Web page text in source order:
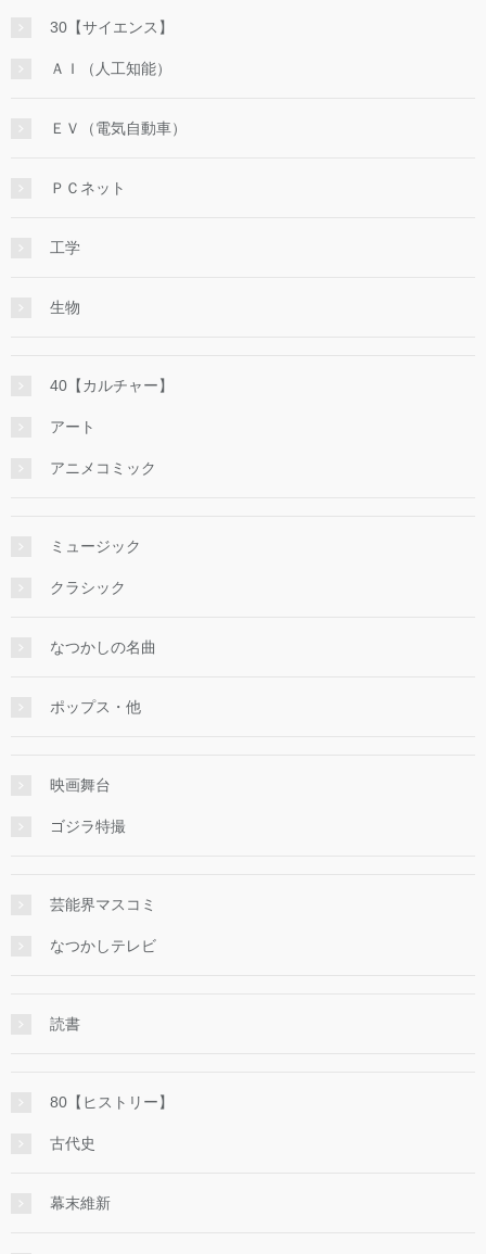
30【サイエンス】
ＡＩ（人工知能）
ＥＶ（電気自動車）
ＰＣネット
工学
生物
40【カルチャー】
アート
アニメコミック
ミュージック
クラシック
なつかしの名曲
ポップス・他
映画舞台
ゴジラ特撮
芸能界マスコミ
なつかしテレビ
読書
80【ヒストリー】
古代史
幕末維新